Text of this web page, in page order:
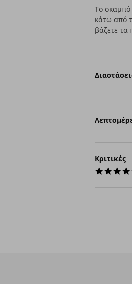
Το σκαμπό
κάτω από
βάζετε τα
Κριτικές